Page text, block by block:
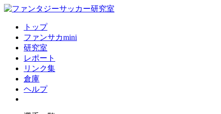
トップ
ファンサカmini
研究室
レポート
リンク集
倉庫
ヘルプ